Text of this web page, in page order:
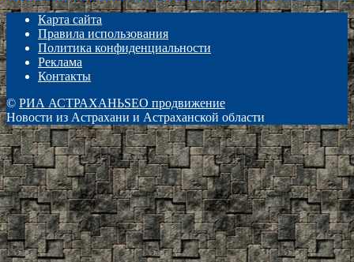
Карта сайта
Правила использования
Политика конфиденциальности
Реклама
Контакты
© РИА АСТРАХАНЬSEO продвижение
Новости из Астрахани и Астраханской области